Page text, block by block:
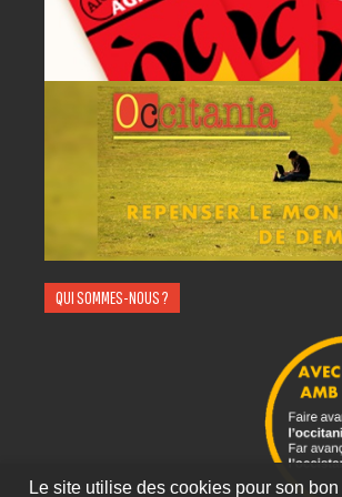
QUI SOMMES-NOUS ?
Le site utilise des cookies pour son